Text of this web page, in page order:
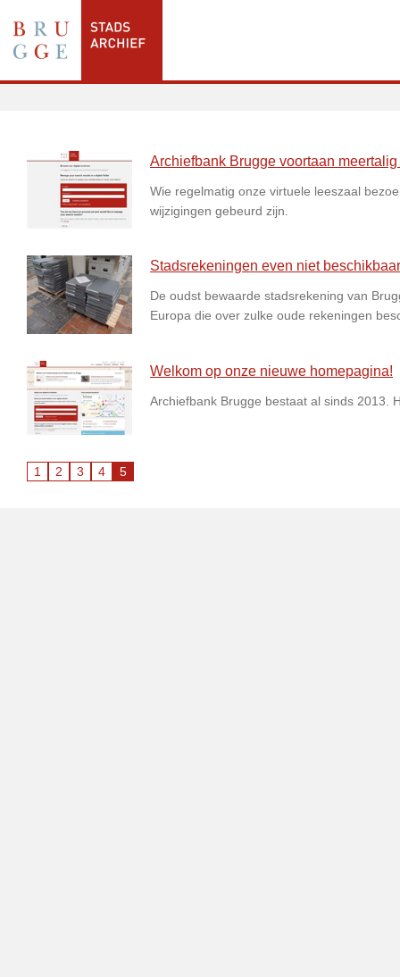
Archiefbank Brugge voortaan
Wie regelmatig onze virtuele leeszaal
wijzigingen gebeurd zijn.
Stadsrekeningen even niet
De oudst bewaarde stadsrekening van
Europa die over zulke oude rekeningen
Welkom op onze nieuwe homepagina!
Archiefbank Brugge bestaat al sinds 2013.
1 2 3 4 5